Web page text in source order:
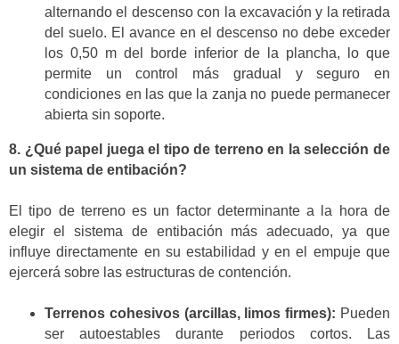
alternando el descenso con la excavación y la retirada
del suelo. El avance en el descenso no debe exceder
los 0,50 m del borde inferior de la plancha, lo que
permite un control más gradual y seguro en
condiciones en las que la zanja no puede permanecer
abierta sin soporte.
8. ¿Qué papel juega el tipo de terreno en la selección de
un sistema de entibación?
El tipo de terreno es un factor determinante a la hora de
elegir el sistema de entibación más adecuado, ya que
influye directamente en su estabilidad y en el empuje que
ejercerá sobre las estructuras de contención.
Terrenos cohesivos (arcillas, limos firmes): Pueden
ser autoestables durante periodos cortos. Las